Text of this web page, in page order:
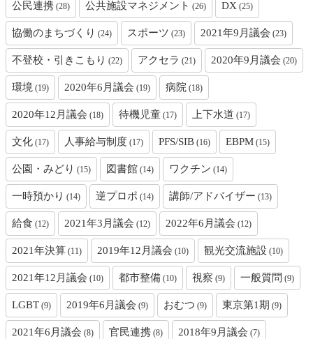
公民連携 (28) 公共施設マネジメント (26) DX (25)
協働のまちづくり (24) スポーツ (23) 2021年9月議会 (23)
不登校・引きこもり (22) アクセラ (21) 2020年9月議会 (20)
環境 (19) 2020年6月議会 (19) 病院 (18)
2020年12月議会 (18) 待機児童 (17) 上下水道 (17)
文化 (17) 人事給与制度 (17) PFS/SIB (16) EBPM (15)
公園・みどり (15) 図書館 (14) ワクチン (14)
一時預かり (14) 逆プロポ (14) 講師/アドバイザー (13)
給食 (12) 2021年3月議会 (12) 2022年6月議会 (12)
2021年決算 (11) 2019年12月議会 (10) 観光交流施設 (10)
2021年12月議会 (10) 都市整備 (10) 視察 (9) 一般質問 (9)
LGBT (9) 2019年6月議会 (9) おむつ (9) 東京第1期 (9)
2021年6月議会 (8) 官民連携 (8) 2018年9月議会 (7)